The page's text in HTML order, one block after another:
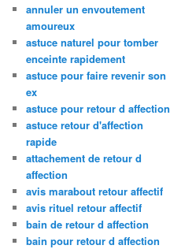
annuler un envoutement
amoureux
astuce naturel pour tomber
enceinte rapidement
astuce pour faire revenir son
ex
astuce pour retour d affection
astuce retour d'affection
rapide
attachement de retour d
affection
avis marabout retour affectif
avis rituel retour affectif
bain de retour d affection
bain pour retour d affection